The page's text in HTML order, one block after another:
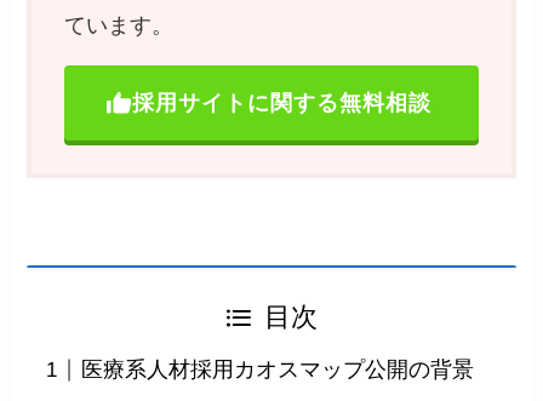
ています。
採用サイトに関する無料相談
目次
医療系人材採用カオスマップ公開の背景